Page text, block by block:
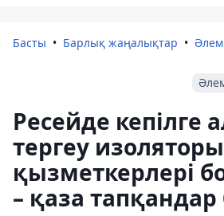
Басты Барлық жаңалықтар
Ресейде кепілге
тергеу изоляторы
қызметкерлері
– қаза тапқандар